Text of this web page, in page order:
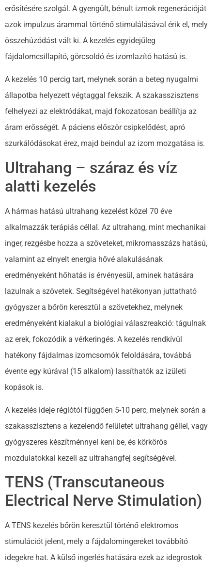
erősítésére szolgál. A gyengült, bénult izmok regenerációját
azok impulzus árammal történő stimulálásával érik el, mely
összehúzódást vált ki. A kezelés egyidejűleg
fájdalomcsillapító, görcsoldó és izomlazító hatású is.
A kezelés 10 percig tart, melynek során a beteg nyugalmi
állapotba helyezett végtaggal fekszik. A szakasszisztens
felhelyezi az elektródákat, majd fokozatosan beállítja az
áram erősségét. A páciens először csipkelődést, apró
szurkálódásokat érez, majd beindul az izom mozgatása is.
Ultrahang – száraz és víz
alatti kezelés
A hármas hatású ultrahang kezelést közel 70 éve
alkalmazzák terápiás céllal. Az ultrahang, mint mechanikai
inger, rezgésbe hozza a szöveteket, mikromasszázs hatású,
valamint az elnyelt energia hővé alakulásának
eredményeként hőhatás is érvényesül, aminek hatására
lazulnak a szövetek. Segítségével hatékonyan juttatható
gyógyszer a bőrön keresztül a szövetekhez, melynek
eredményeként kialakul a biológiai válaszreakció: tágulnak
az erek, fokozódik a vérkeringés. A kezelés rendkívül
hatékony fájdalmas izomcsomók feloldására, továbbá
évente egy kúrával (15 alkalom) lassíthatók az izületi
kopások is.
A kezelés ideje régiótól függően 5-10 perc, melynek során a
szakasszisztens a kezelendő felületet ultrahang géllel, vagy
gyógyszeres készítménnyel keni be, és körkörös
mozdulatokkal kezeli az ultrahangfej segítségével.
TENS (Transcutaneous
Electrical Nerve Stimulation)
A TENS kezelés bőrön keresztül történő elektromos
stimulációt jelent, mely a fájdalomingereket továbbító
idegekre hat. A külső ingerlés hatására ezek az idegrostok